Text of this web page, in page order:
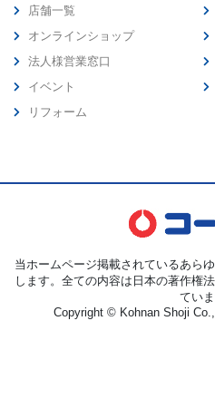
店舗一覧
オンラインショップ
法人様営業窓口
イベント
リフォーム
当ホームページ掲載されているあら
します。全ての内容は日本の著作権
てい
Copyright © Kohnan Shoji